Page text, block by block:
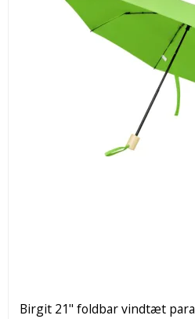
Birgit 21" foldbar vindtæt